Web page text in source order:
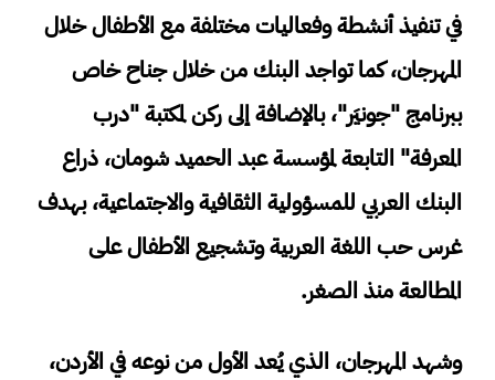
في تنفيذ أنشطة وفعاليات مختلفة مع الأطفال خلال
المهرجان، كما تواجد البنك من خلال جناح خاص
ببرنامج "جونيَر"، بالإضافة إلى ركن لمكتبة "درب
المعرفة" التابعة لمؤسسة عبد الحميد شومان، ذراع
البنك العربي للمسؤولية الثقافية والاجتماعية، بهدف
غرس حب اللغة العربية وتشجيع الأطفال على
المطالعة منذ الصغر.
وشهد المهرجان، الذي يُعد الأول من نوعه في الأردن،